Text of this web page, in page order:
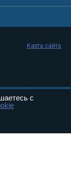
Карта сайта
с